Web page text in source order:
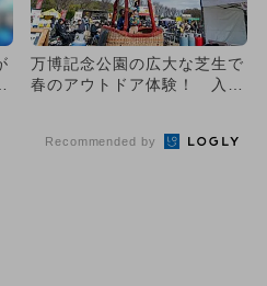
万博記念公園の広大な芝生で
春のアウトドア体験！ 入場
Recommended by